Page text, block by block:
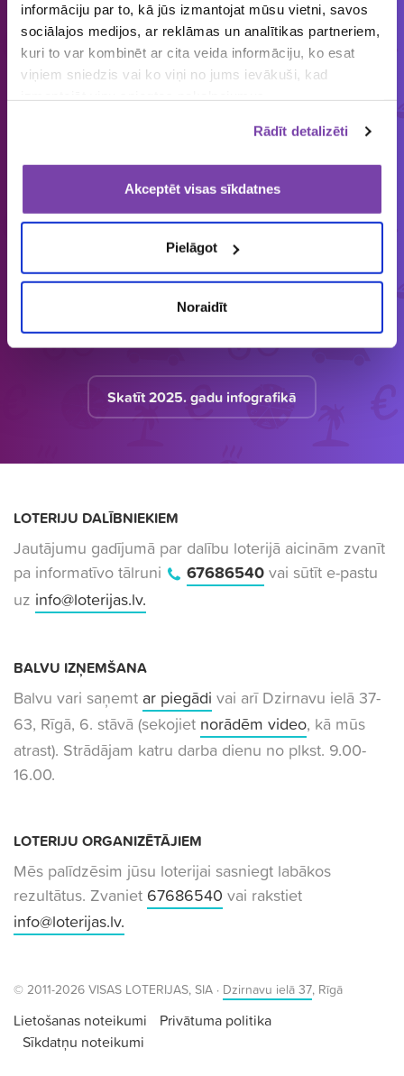
informāciju par to, kā jūs izmantojat mūsu vietni, savos
sociālajos medijos, ar reklāmas un analītikas partneriem,
kuri to var kombinēt ar cita veida informāciju, ko esat
viņiem sniedzis vai ko viņi no jums ievākuši, kad
Rādīt detalizēti
Akceptēt visas sīkdatnes
Pielāgot
Noraidīt
Cilvēkiem patīk piedalīties loterijās
un mums tās organizēt!
ORGANIZĒJĀM
loterijas
IEPRIECINĀJĀM
laimētājus
IZSNIEDZĀM
4 545 034
vērtas balvas
Latvijā vienīgais specializētais Loterijas.lv
loteriju portāls. Loterijas.lv sniedz unikālu
informāciju bāzi par aktuālo loteriju
apkopojumu tirgū.
Skatīt 2025. gadu infografikā
LOTERIJU DALĪBNIEKIEM
Jautājumu gadījumā par dalību loterijā aicinām zvanīt
pa informatīvo tālruni
67686540vai sūtīt e-pastu
uz info@loterijas.lv.
BALVU IZŅEMŠANA
Balvu vari saņemt ar piegādi vai arī Dzirnavu ielā 37-
63, Rīgā, 6. stāvā (sekojiet norādēm video, kā mūs
atrast). Strādājam katru darba dienu no plkst. 9.00-
16.00.
LOTERIJU ORGANIZĒTĀJIEM
Mēs palīdzēsim jūsu loterijai sasniegt labākos
rezultātus. Zvaniet 67686540 vai rakstiet
info@loterijas.lv.
© 2011-2026 VISAS LOTERIJAS, SIA · Dzirnavu ielā 37, Rīgā
Lietošanas noteikumi
Privātuma politika
Sīkdatņu noteikumi